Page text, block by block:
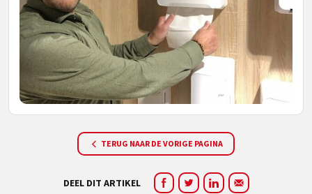
TERUG NAAR DE VORIGE PAGINA
DEEL DIT ARTIKEL